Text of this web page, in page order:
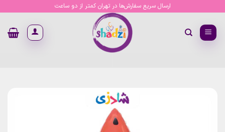
content
ارسال سریع سفارش‌ها در تهران کمتر از دو ساعت